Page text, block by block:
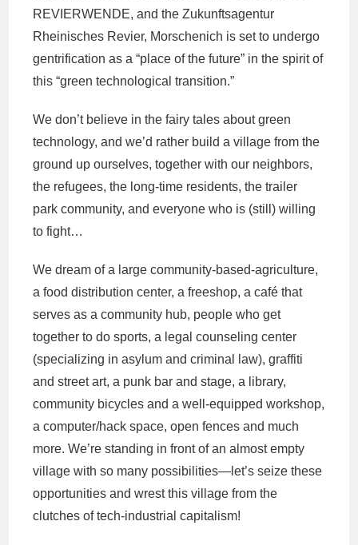
REVIERWENDE, and the Zukunftsagentur
Rheinisches Revier, Morschenich is set to undergo
gentrification as a “place of the future” in the spirit of
this “green technological transition.”
We don’t believe in the fairy tales about green
technology, and we’d rather build a village from the
ground up ourselves, together with our neighbors,
the refugees, the long-time residents, the trailer
park community, and everyone who is (still) willing
to fight…
We dream of a large community-based-agriculture,
a food distribution center, a freeshop, a café that
serves as a community hub, people who get
together to do sports, a legal counseling center
(specializing in asylum and criminal law), graffiti
and street art, a punk bar and stage, a library,
community bicycles and a well-equipped workshop,
a computer/hack space, open fences and much
more. We’re standing in front of an almost empty
village with so many possibilities—let’s seize these
opportunities and wrest this village from the
clutches of tech-industrial capitalism!